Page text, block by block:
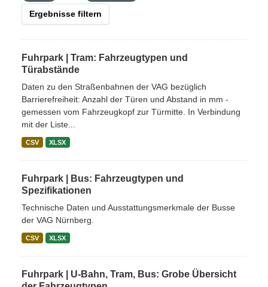
Ergebnisse filtern
Fuhrpark | Tram: Fahrzeugtypen und
Türabstände
Daten zu den Straßenbahnen der VAG bezüglich
Barrierefreiheit: Anzahl der Türen und Abstand in mm -
gemessen vom Fahrzeugkopf zur Türmitte. In Verbindung
mit der Liste...
CSV XLSX
Fuhrpark | Bus: Fahrzeugtypen und
Spezifikationen
Technische Daten und Ausstattungsmerkmale der Busse
der VAG Nürnberg.
CSV XLSX
Fuhrpark | U-Bahn, Tram, Bus: Grobe Übersicht